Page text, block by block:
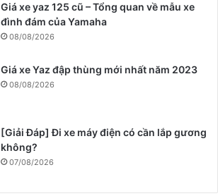
Giá xe yaz 125 cũ – Tổng quan về mẫu xe
đình đám của Yamaha
08/08/2026
Giá xe Yaz đập thùng mới nhất năm 2023
08/08/2026
[Giải Đáp] Đi xe máy điện có cần lắp gương
không?
07/08/2026